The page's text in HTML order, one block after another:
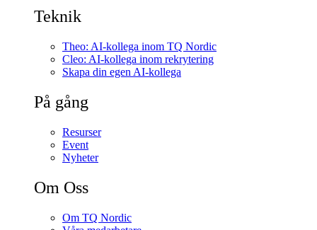
Teknik
Theo: AI-kollega inom TQ Nordic
Cleo: AI-kollega inom rekrytering
Skapa din egen AI-kollega
På gång
Resurser
Event
Nyheter
Om Oss
Om TQ Nordic